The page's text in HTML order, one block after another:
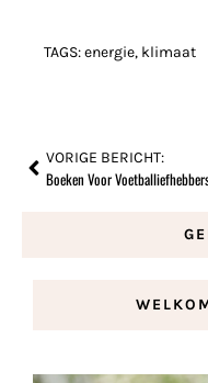
TAGS:energie, klimaat
VORIGE BERICHT:
Boeken Voor